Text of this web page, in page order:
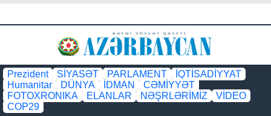
Prezident SİYASƏT PARLAMENT
İQTİSADİYYAT
Humanitar
DÜNYA İDMAN
CƏMİYYƏT
FOTOXRONIKA
ELANLAR NƏŞRLƏRİMİZ
VİDEO
COP29